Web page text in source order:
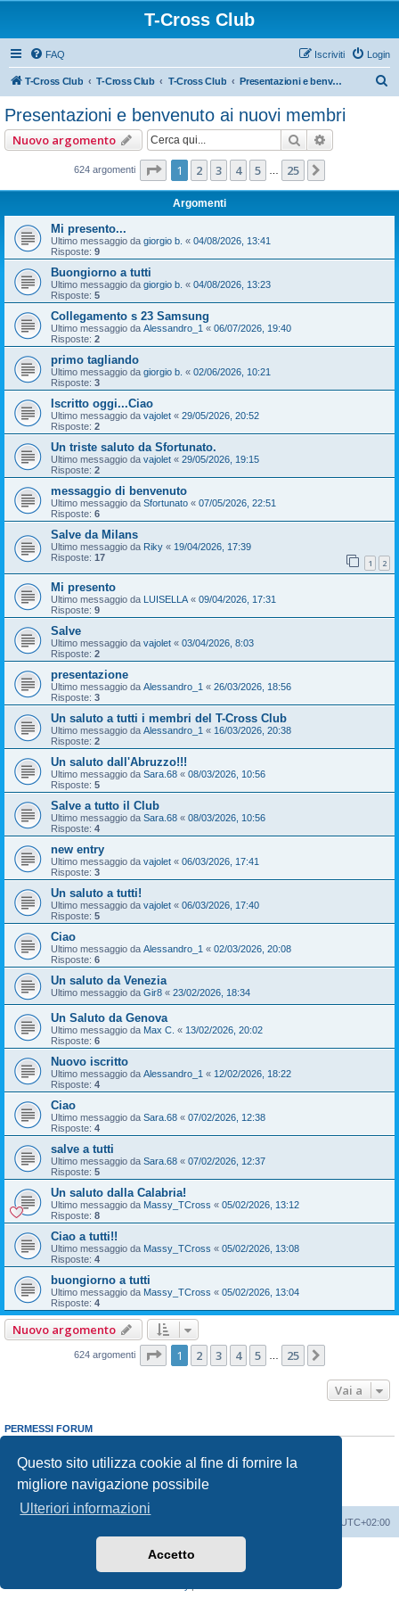
Questo sito utilizza cookie al fine di fornire la
migliore navigazione possibile
Ulteriori informazioni
Accetto
T-Cross Club
FAQ Login
Iscriviti
T-Cross Club T-Cross Club T-Cross Club Presentazioni e benvenuto ai nuovi membri
Presentazioni e benvenuto ai nuovi membri
Nuovo argomento Cerca
624 argomenti Pagina di 25
1 2 3 4 5 25
Argomenti
Mi presento...
Ultimo messaggio da giorgio b. « 04/08/2026, 13:41
Risposte: 9
Buongiorno a tutti
Ultimo messaggio da giorgio b. « 04/08/2026, 13:23
Risposte: 5
Collegamento s 23 Samsung
Ultimo messaggio da Alessandro_1 « 06/07/2026, 19:40
Risposte: 2
primo tagliando
Ultimo messaggio da giorgio b. « 02/06/2026, 10:21
Risposte: 3
Iscritto oggi...Ciao
Ultimo messaggio da vajolet « 29/05/2026, 20:52
Risposte: 2
Un triste saluto da Sfortunato.
Ultimo messaggio da vajolet « 29/05/2026, 19:15
Risposte: 2
messaggio di benvenuto
Ultimo messaggio da Sfortunato « 07/05/2026, 22:51
Risposte: 6
Salve da Milans
Ultimo messaggio da Riky « 19/04/2026, 17:39
Risposte: 17 1 2
Mi presento
Ultimo messaggio da LUISELLA « 09/04/2026, 17:31
Risposte: 9
Salve
Ultimo messaggio da vajolet « 03/04/2026, 8:03
Risposte: 2
presentazione
Ultimo messaggio da Alessandro_1 « 26/03/2026, 18:56
Risposte: 3
Un saluto a tutti i membri del T-Cross Club
Ultimo messaggio da Alessandro_1 « 16/03/2026, 20:38
Risposte: 2
Un saluto dall'Abruzzo!!!
Ultimo messaggio da Sara.68 « 08/03/2026, 10:56
Risposte: 5
Salve a tutto il Club
Ultimo messaggio da Sara.68 « 08/03/2026, 10:56
Risposte: 4
new entry
Ultimo messaggio da vajolet « 06/03/2026, 17:41
Risposte: 3
Un saluto a tutti!
Ultimo messaggio da vajolet « 06/03/2026, 17:40
Risposte: 5
Ciao
Ultimo messaggio da Alessandro_1 « 02/03/2026, 20:08
Risposte: 6
Un saluto da Venezia
Ultimo messaggio da Gir8 « 23/02/2026, 18:34
Un Saluto da Genova
Ultimo messaggio da Max C. « 13/02/2026, 20:02
Risposte: 6
Nuovo iscritto
Ultimo messaggio da Alessandro_1 « 12/02/2026, 18:22
Risposte: 4
Ciao
Ultimo messaggio da Sara.68 « 07/02/2026, 12:38
Risposte: 4
salve a tutti
Ultimo messaggio da Sara.68 « 07/02/2026, 12:37
Risposte: 5
Un saluto dalla Calabria!
Ultimo messaggio da Massy_TCross « 05/02/2026, 13:12
Risposte: 8
Ciao a tutti!!
Ultimo messaggio da Massy_TCross « 05/02/2026, 13:08
Risposte: 4
buongiorno a tutti
Ultimo messaggio da Massy_TCross « 05/02/2026, 13:04
Risposte: 4
Nuovo argomento
624 argomenti Pagina di 25
1 2 3 4 5 25
Vai a
PERMESSI FORUM
Non puoirispondere negli argomenti
Non puoimodificare i tuoi messaggi
Non puoicancellare i tuoi messaggi
Non puoi
inviare allegati
UTC+02:00
phpBB® Forum Software © phpBB Limited
phpBB-Italia.it